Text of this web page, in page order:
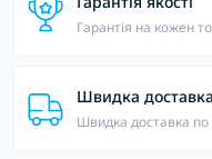
Гарантія на кожен
Швидка доставка
Швидка доставка